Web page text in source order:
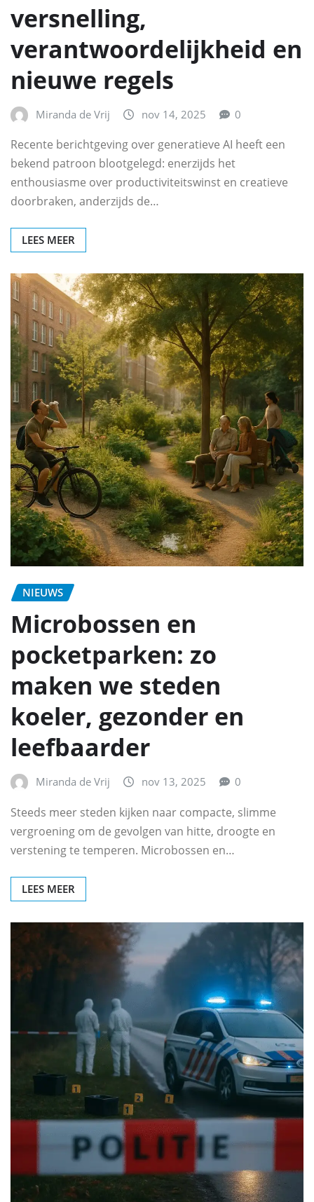
versnelling,
verantwoordelijkheid en
nieuwe regels
Miranda de Vrij nov 14, 2025 0
Recente berichtgeving over generatieve AI heeft een
bekend patroon blootgelegd: enerzijds het
enthousiasme over productiviteitswinst en creatieve
doorbraken, anderzijds de…
LEES MEER
NIEUWS
Microbossen en
pocketparken: zo
maken we steden
koeler, gezonder en
leefbaarder
Miranda de Vrij nov 13, 2025 0
Steeds meer steden kijken naar compacte, slimme
vergroening om de gevolgen van hitte, droogte en
verstening te temperen. Microbossen en…
LEES MEER